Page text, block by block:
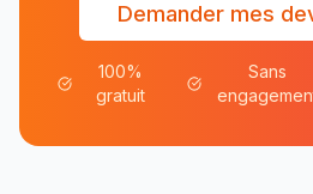
Demander mes
100%
gratuit
Sans